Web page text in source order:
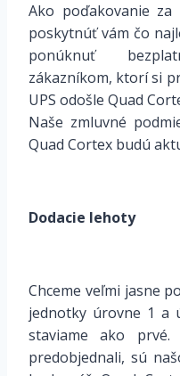
Ako poďakovanie
poskytnúť vám čo
ponúknuť
zákazníkom, ktorí si
UPS odošle Quad
Naše zmluvné
Quad Cortex budú
Dodacie lehoty
Chceme veľmi jasne
jednotky úrovne 1 a
staviame ako
predobjednali, sú